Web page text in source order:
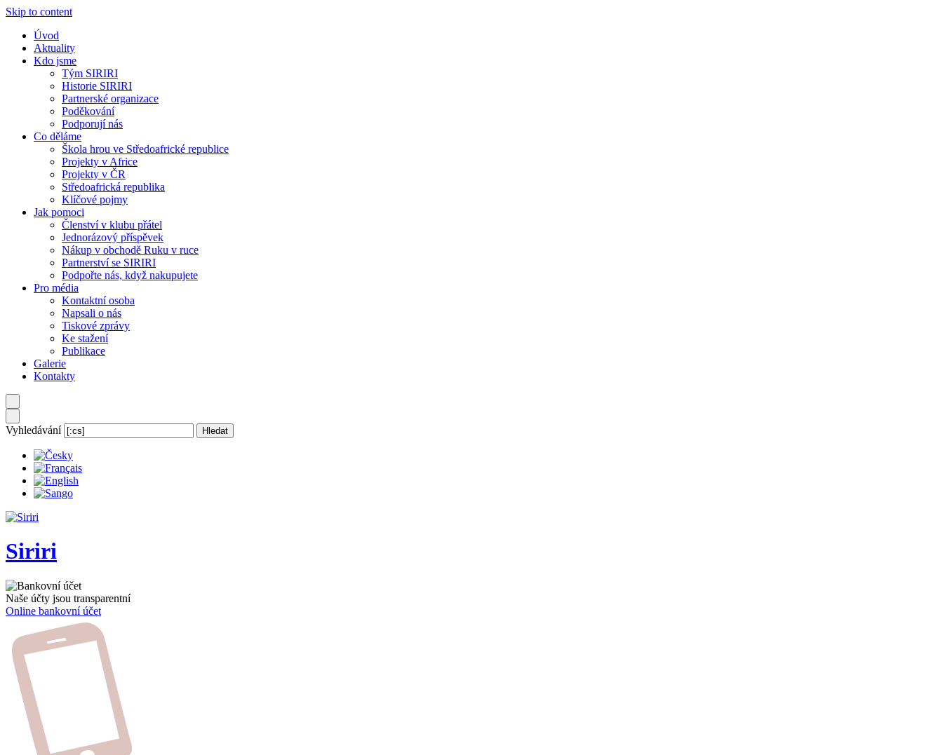
Skip to content
Úvod
Aktuality
Kdo jsme
Tým SIRIRI
Historie SIRIRI
Partnerské organizace
Poděkování
Podporují nás
Co děláme
Škola hrou ve Středoafrické republice
Projekty v Africe
Projekty v ČR
Středoafrická republika
Klíčové pojmy
Jak pomoci
Členství v klubu přátel
Jednorázový příspěvek
Nákup v obchodě Ruku v ruce
Partnerství se SIRIRI
Podpořte nás, když nakupujete
Pro média
Kontaktní osoba
Napsali o nás
Tiskové zprávy
Ke stažení
Publikace
Galerie
Kontakty
Vyhledávání
Siriri
Naše účty jsou transparentní
Online bankovní účet